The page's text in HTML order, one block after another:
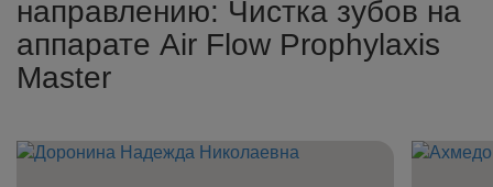
направлению: Чистка зубов на
аппарате Air Flow Prophylaxis
Master